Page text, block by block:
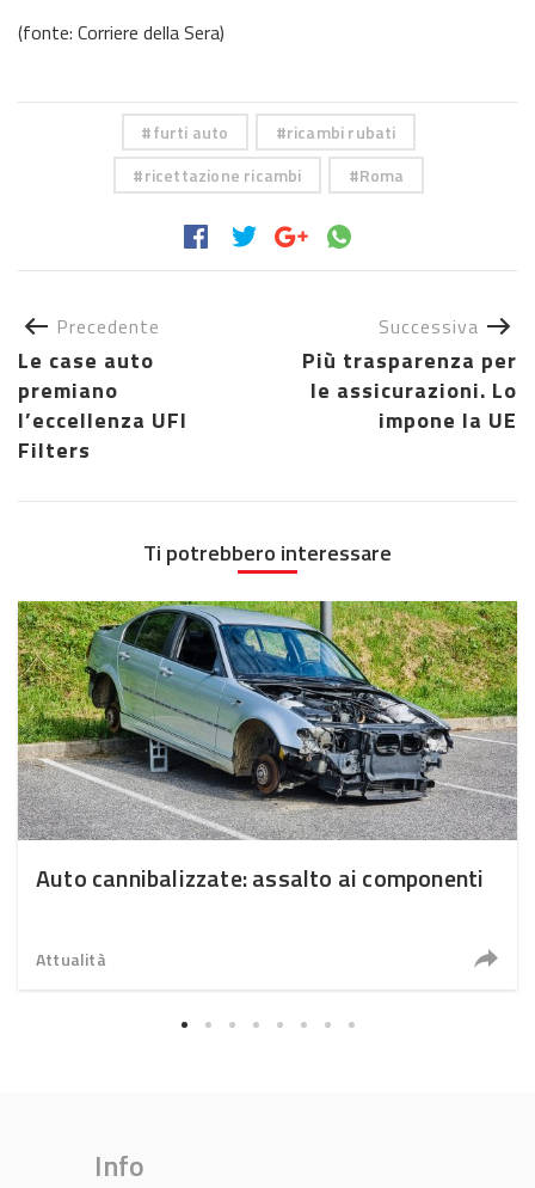
(fonte: Corriere della Sera)
furti auto
ricambi rubati
ricettazione ricambi
Roma
Precedente
Le case auto
premiano
l’eccellenza UFI
Filters
Successiva
Più trasparenza per
le assicurazioni. Lo
impone la UE
Ti potrebbero interessare
Auto cannibalizzate: assalto ai componenti
Attualità
Info